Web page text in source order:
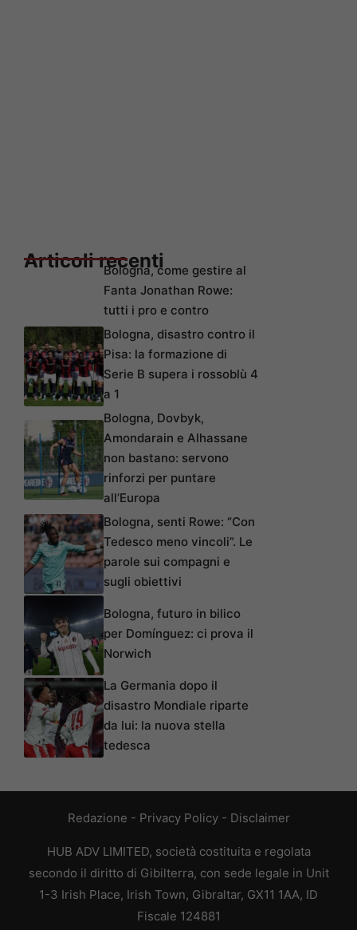
Articoli recentiBologna, come gestire al
Fanta Jonathan Rowe:
tutti i pro e contro
Bologna, disastro contro il
Pisa: la formazione di
Serie B supera i rossoblù 4
a 1
Bologna, Dovbyk,
Amondarain e Alhassane
non bastano: servono
rinforzi per puntare
all’Europa
Bologna, senti Rowe: “Con
Tedesco meno vincoli”. Le
parole sui compagni e
sugli obiettivi
Bologna, futuro in bilico
per Domínguez: ci prova il
Norwich
La Germania dopo il
disastro Mondiale riparte
da lui: la nuova stella
tedesca
Redazione - Privacy Policy- Disclaimer
HUB ADV LIMITED, società costituita e regolata
secondo il diritto di Gibilterra, con sede legale in Unit
1-3 Irish Place, Irish Town, Gibraltar, GX11 1AA, ID
Fiscale 124881